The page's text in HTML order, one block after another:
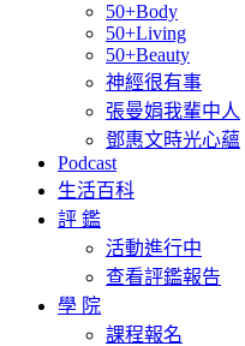
50+Body
50+Living
50+Beauty
神經很有事
張曼娟我輩中人
鄧惠文時光心蘊
Podcast
生活百科
評 鑑
活動進行中
查看評鑑報告
學 院
課程報名